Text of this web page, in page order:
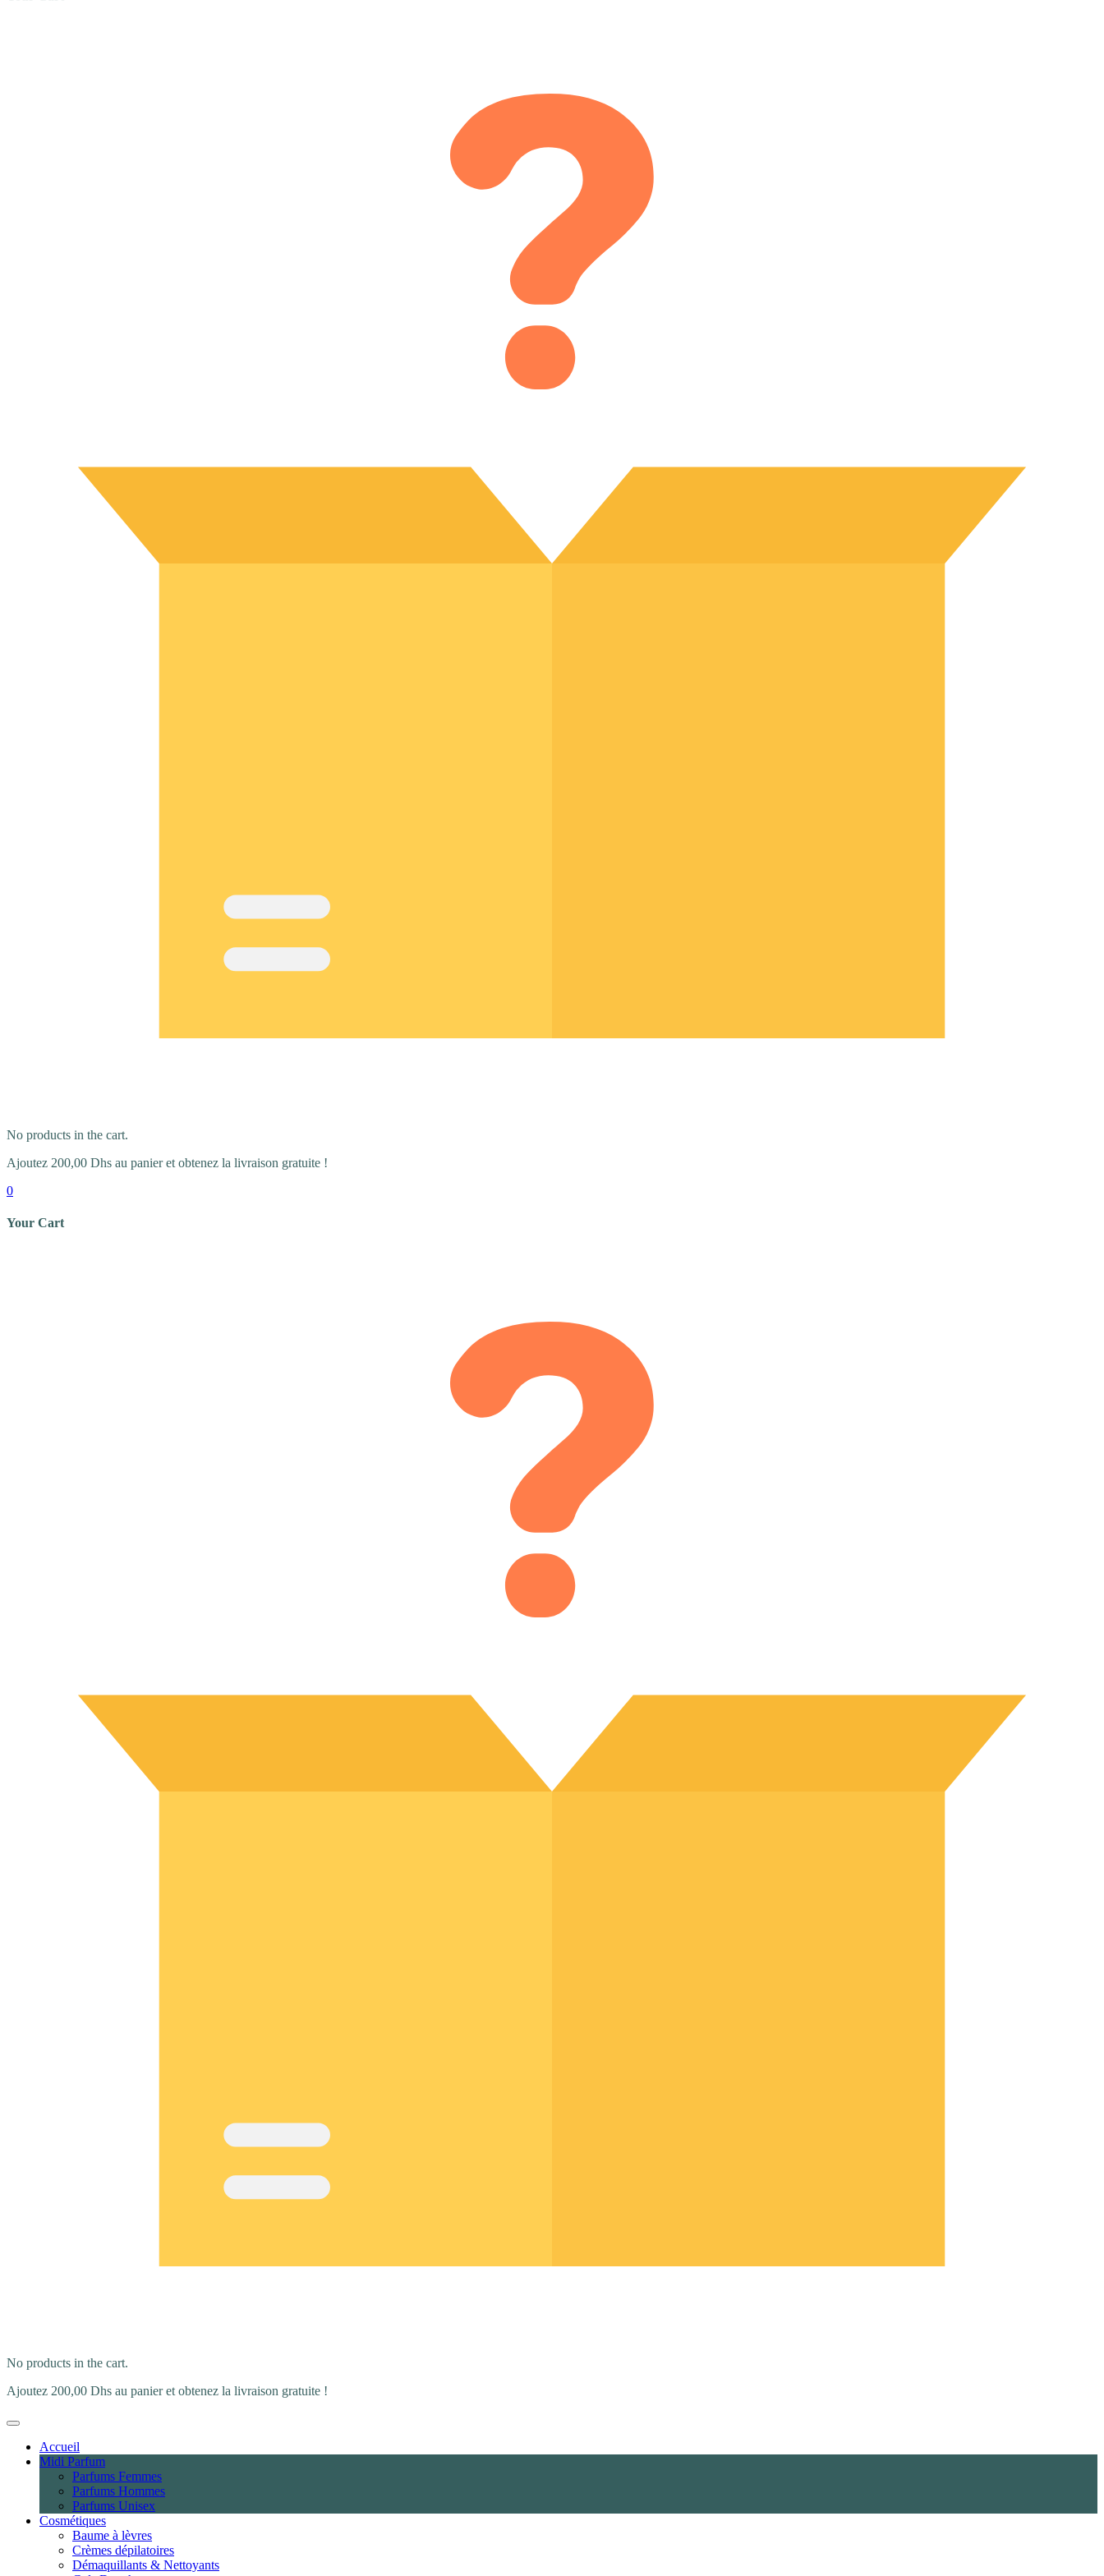
No products in the cart.
Ajoutez 200,00 Dhs au panier et obtenez la livraison gratuite !
0
Your Cart
No products in the cart.
Ajoutez 200,00 Dhs au panier et obtenez la livraison gratuite !
Accueil
Midi Parfum
Parfums Femmes
Parfums Hommes
Parfums Unisex
Cosmétiques
Baume à lèvres
Crèmes dépilatoires
Démaquillants & Nettoyants